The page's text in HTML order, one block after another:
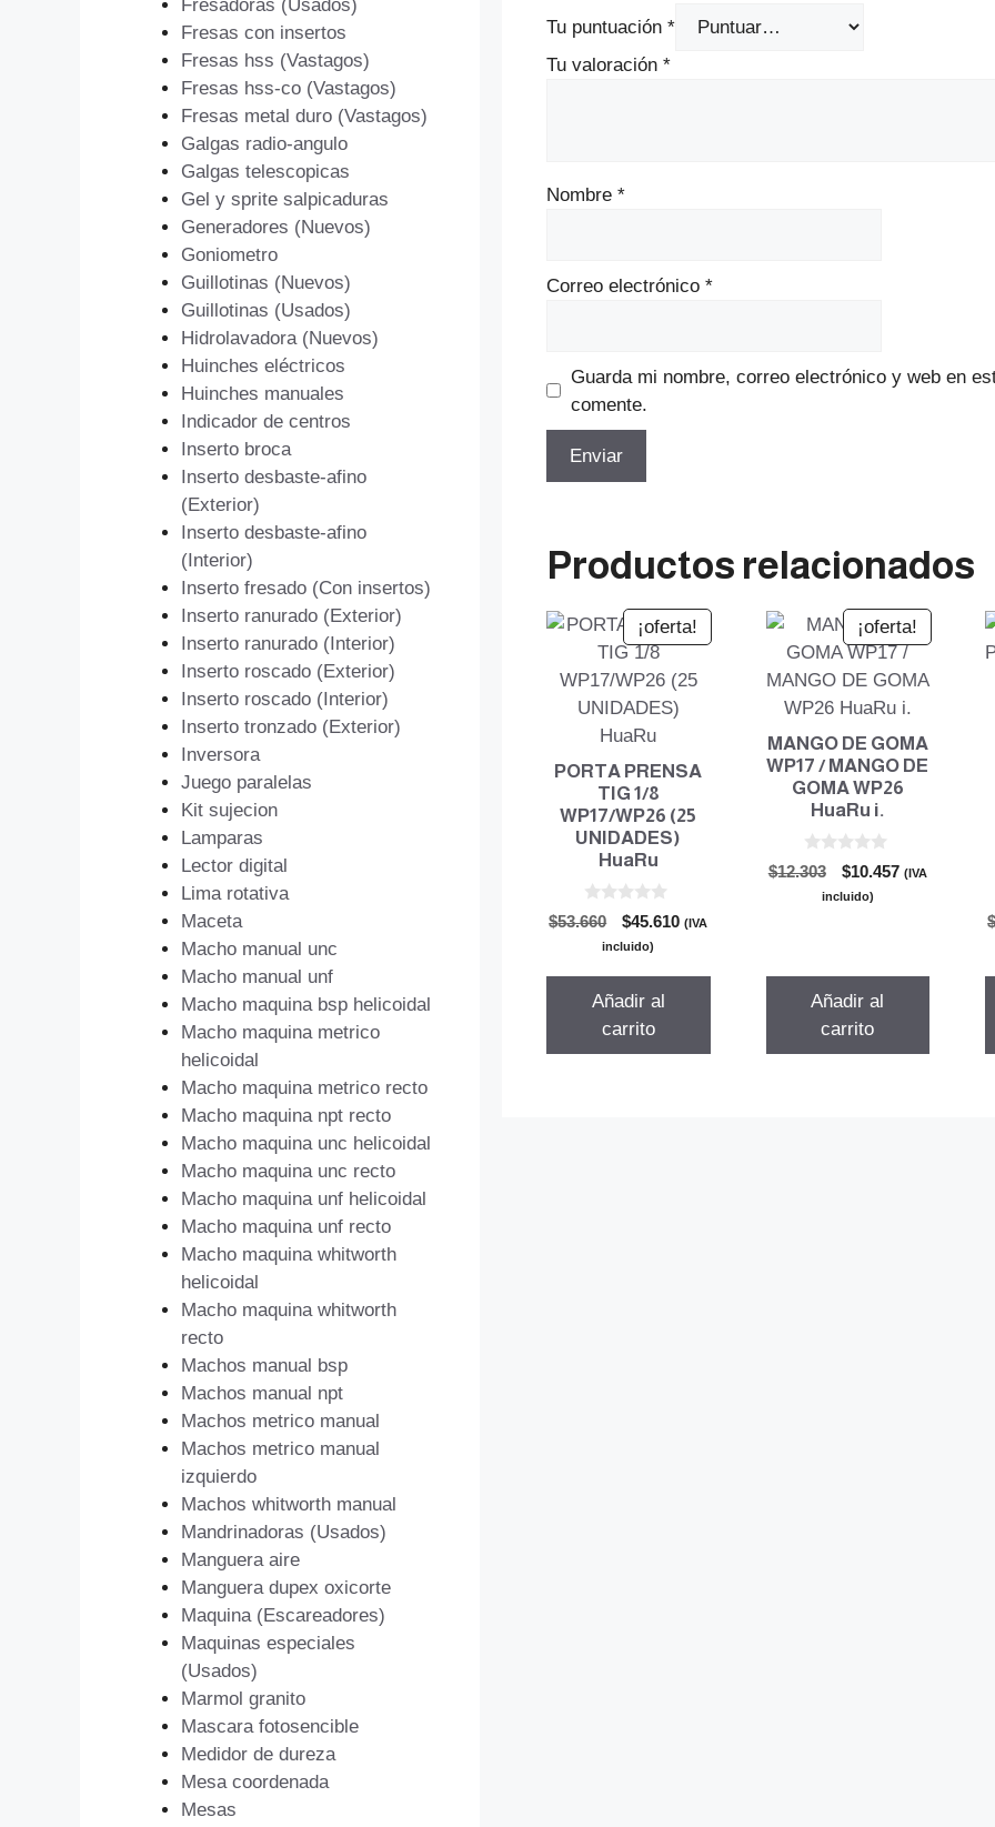
Tu puntuación *
Tu valoración *
Nombre *
Correo electrónico *
Guarda mi nombre, correo electrónico y web en
comente.
Productos relacionados
¡oferta!
PORTA PRENSA
TIG 1/8
WP17/WP26 (25
UNIDADES)
HuaRu
0
d
$53.660
El
precio
era:
$53.660.
$45.610El(IVA
incluido)
Añadir al
carrito
¡oferta!
MANGO DE GOMA
WP17 / MANGO DE
GOMA WP26
HuaRu i.
0
d
$12.303
El
precio
$10.457El(IVA
incluido)
Añadir al
carrito
Fresadoras (Usados)
Fresas con insertos
Fresas hss (Vastagos)
Fresas hss-co (Vastagos)
Fresas metal duro (Vastagos)
Galgas radio-angulo
Galgas telescopicas
Gel y sprite salpicaduras
Generadores (Nuevos)
Goniometro
Guillotinas (Nuevos)
Guillotinas (Usados)
Hidrolavadora (Nuevos)
Huinches eléctricos
Huinches manuales
Indicador de centros
Inserto broca
Inserto desbaste-afino
(Exterior)
Inserto desbaste-afino
(Interior)
Inserto fresado (Con insertos)
Inserto ranurado (Exterior)
Inserto ranurado (Interior)
Inserto roscado (Exterior)
Inserto roscado (Interior)
Inserto tronzado (Exterior)
Inversora
Juego paralelas
Kit sujecion
Lamparas
Lector digital
Lima rotativa
Maceta
Macho manual unc
Macho manual unf
Macho maquina bsp helicoidal
Macho maquina metrico
helicoidal
Macho maquina metrico recto
Macho maquina npt recto
Macho maquina unc helicoidal
Macho maquina unc recto
Macho maquina unf helicoidal
Macho maquina unf recto
Macho maquina whitworth
helicoidal
Macho maquina whitworth
recto
Machos manual bsp
Machos manual npt
Machos metrico manual
Machos metrico manual
izquierdo
Machos whitworth manual
Mandrinadoras (Usados)
Manguera aire
Manguera dupex oxicorte
Maquina (Escareadores)
Maquinas especiales
(Usados)
Marmol granito
Mascara fotosencible
Medidor de dureza
Mesa coordenada
Mesas